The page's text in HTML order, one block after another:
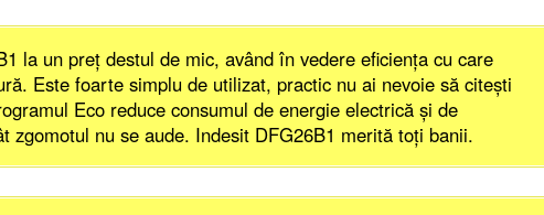
la un preț destul de mic, având în vedere eficiența cu care
Este foarte simplu de utilizat, practic nu ai nevoie să citești
Eco reduce consumul de energie electrică și de
zgomotul nu se aude. Indesit DFG26B1 merită toți banii.